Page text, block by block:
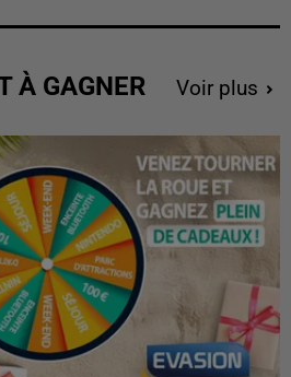
À GAGNER Voir plus